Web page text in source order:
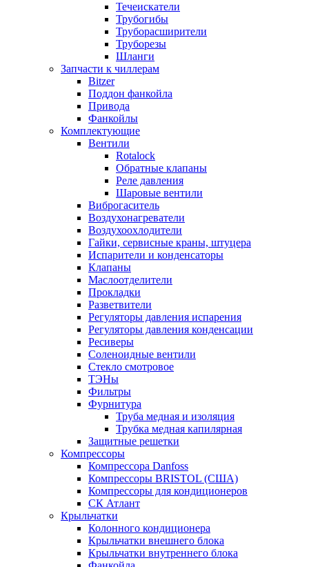
Течеискатели
Трубогибы
Труборасширители
Труборезы
Шланги
Запчасти к чиллерам
Bitzer
Поддон фанкойла
Привода
Фанкойлы
Комплектующие
Вентили
Rotalock
Обратные клапаны
Реле давления
Шаровые вентили
Виброгаситель
Воздухонагреватели
Воздухоохлодители
Гайки, сервисные краны, штуцера
Испарители и конденсаторы
Клапаны
Маслоотделители
Прокладки
Разветвители
Регуляторы давления испарения
Регуляторы давления конденсации
Ресиверы
Соленоидные вентили
Стекло смотровое
ТЭНы
Фильтры
Фурнитура
Труба медная и изоляция
Трубка медная капилярная
Защитные решетки
Компрессоры
Компрессора Danfoss
Компрессоры BRISTOL (США)
Компрессоры для кондиционеров
СК Атлант
Крыльчатки
Колонного кондиционера
Крыльчатки внешнего блока
Крыльчатки внутреннего блока